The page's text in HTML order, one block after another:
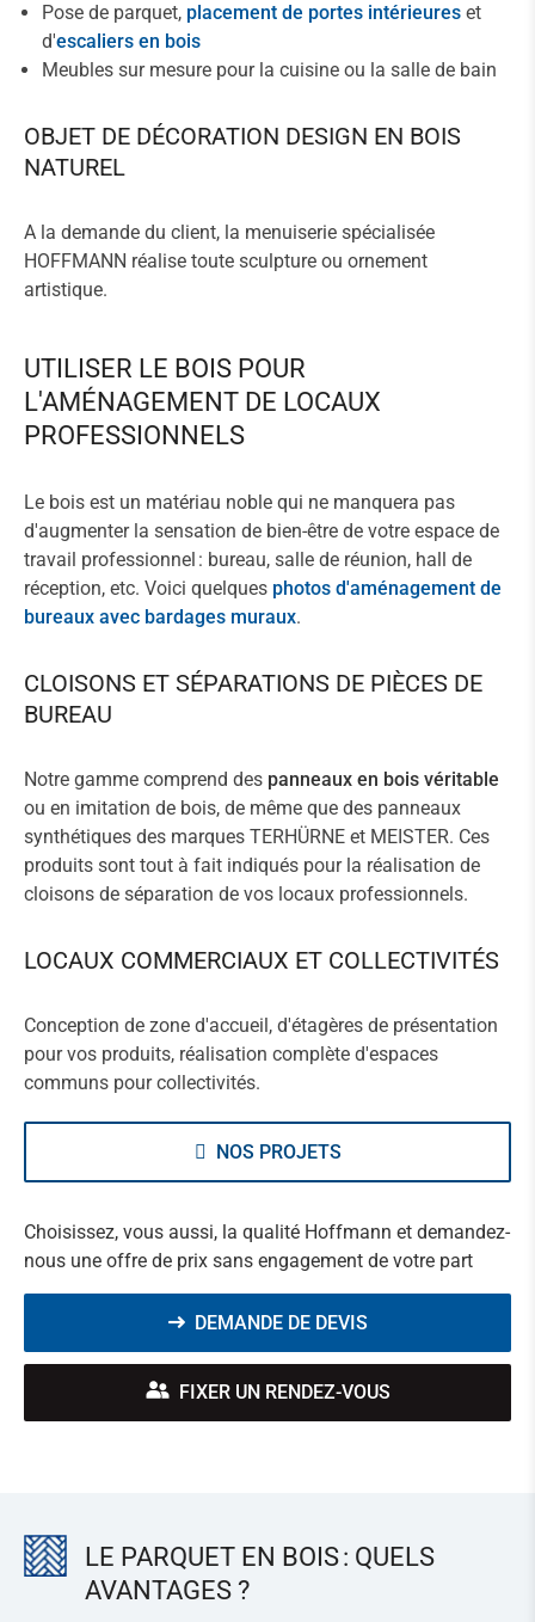
Pose de parquet, placement de portes intérieures et
d'escaliers en bois
Meubles sur mesure pour la cuisine ou la salle de bain
OBJET DE DÉCORATION DESIGN EN BOIS
NATUREL
A la demande du client, la menuiserie spécialisée
HOFFMANN réalise toute sculpture ou ornement
artistique.
UTILISER LE BOIS POUR
L'AMÉNAGEMENT DE LOCAUX
PROFESSIONNELS
Le bois est un matériau noble qui ne manquera pas
d'augmenter la sensation de bien-être de votre espace de
travail professionnel : bureau, salle de réunion, hall de
réception, etc. Voici quelques photos d'aménagement de
bureaux avec bardages muraux.
CLOISONS ET SÉPARATIONS DE PIÈCES DE
BUREAU
Notre gamme comprend des panneaux en bois véritable
ou en imitation de bois, de même que des panneaux
synthétiques des marques TERHÜRNE et MEISTER. Ces
produits sont tout à fait indiqués pour la réalisation de
cloisons de séparation de vos locaux professionnels.
LOCAUX COMMERCIAUX ET COLLECTIVITÉS
Conception de zone d'accueil, d'étagères de présentation
pour vos produits, réalisation complète d'espaces
communs pour collectivités.
NOS PROJETS
Choisissez, vous aussi, la qualité Hoffmann et demandez-
nous une offre de prix sans engagement de votre part
DEMANDE DE DEVIS
FIXER UN RENDEZ-VOUS
LE PARQUET EN BOIS : QUELS
AVANTAGES ?